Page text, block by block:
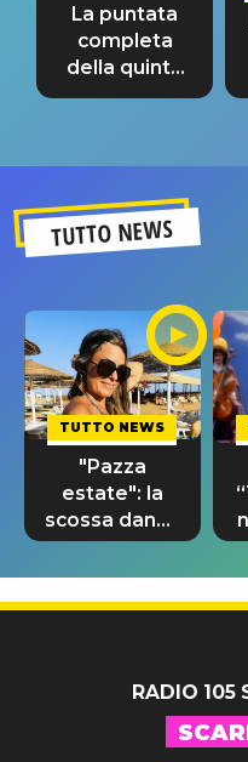
La puntata
completa
della quinta
tappa
TUTTO NEWS
TUTTO NEWS
"Pazza
estate": la
scossa dance
di Sara
Tommasi
RADIO 105